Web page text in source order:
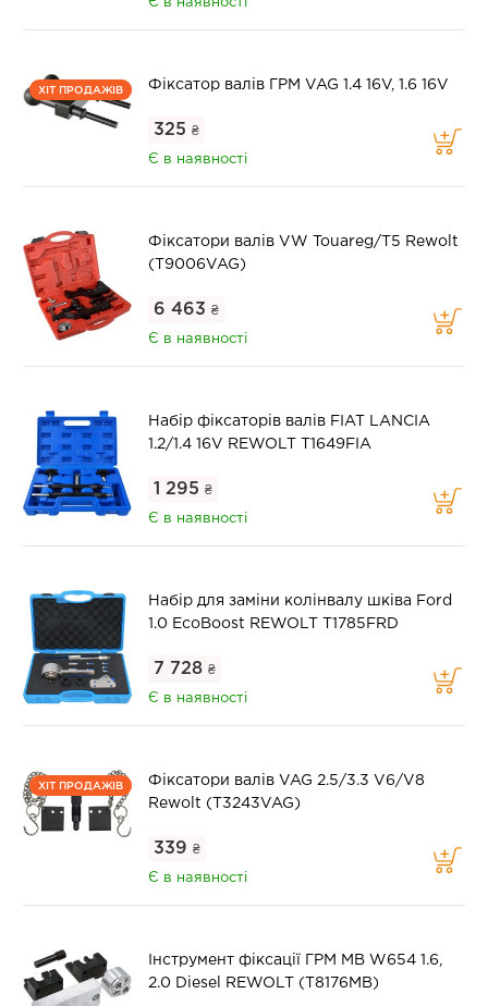
ХІТ ПРОДАЖІВ Фіксатор валів ГРМ VAG 1.4 16V, 1.6 16V
325 ₴
Є в наявності
Фіксатори валів VW Touareg/T5 Rewolt
(T9006VAG)
6 463 ₴
Є в наявності
Набір фіксаторів валів FIAT LANCIA
1.2/1.4 16V REWOLT T1649FIA
1 295 ₴
Є в наявності
Набір для заміни колінвалу шківа Ford
1.0 EcoBoost REWOLT T1785FRD
7 728 ₴
Є в наявності
ХІТ ПРОДАЖІВ
Фіксатори валів VAG 2.5/3.3 V6/V8
Rewolt (T3243VAG)
339 ₴
Є в наявності
Інструмент фіксації ГРМ MB W654 1.6,
2.0 Diesel REWOLT (T8176MB)